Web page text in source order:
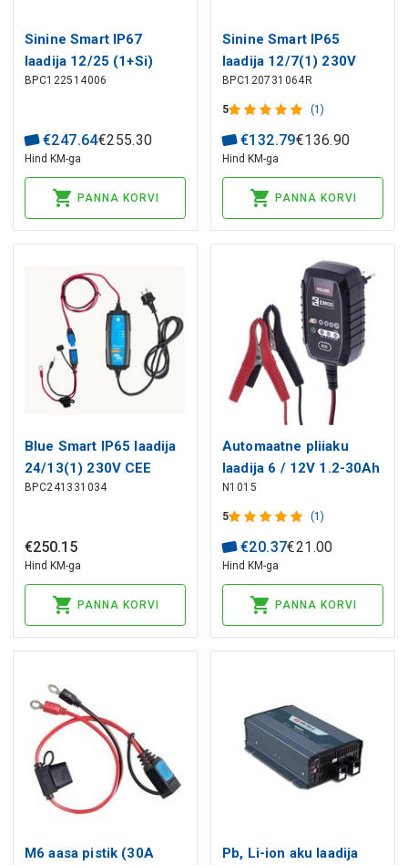
Sinine Smart IP67
laadija 12/25 (1+Si)
BPC122514006
€247.64€255.30
Hind KM-ga
PANNA KORVI
Sinine Smart IP65
laadija 12/7(1) 230V
CEE 7/17 jaemüük
BPC120731064R
5 (1)
€132.79€136.90
Hind KM-ga
PANNA KORVI
Blue Smart IP65 laadija
24/13(1) 230V CEE
7/16
BPC241331034
€250.15
Hind KM-ga
PANNA KORVI
Automaatne pliiaku
laadija 6 / 12V 1.2-30Ah
0.8A 7-sammuline,
EMOS
N1015
5 (1)
€20.37€21 .00
Hind KM-ga
PANNA KORVI
M6 aasa pistik (30A
Pb, Li-ion aku laadija